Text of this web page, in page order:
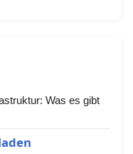
Was es gibt